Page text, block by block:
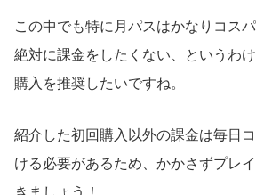
この中でも特に月パスはかなりコス
絶対に課金をしたくない、というわ
購入を推奨したいですね。
紹介した初回購入以外の課金は毎日
ける必要があるため、かかさずプレ
きましょう！